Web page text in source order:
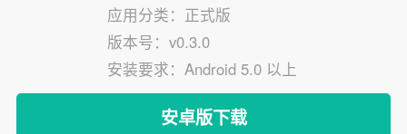
应用分类：正式版
版本号：v0.3.0
安装要求：Android 5.0 以上
安卓版下载